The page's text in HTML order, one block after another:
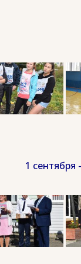
1